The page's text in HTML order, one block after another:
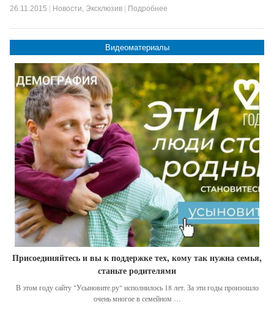
26.11.2015 Новости, Эксклюзив Подробнее
Видеоматериалы
Присоединяйтесь и вы к поддержке тех, кому так нужна семья,
станьте родителями
В этом году сайту "Усыновите.ру" исполнилось 18 лет. За эти годы произошло
очень многое в семейном …